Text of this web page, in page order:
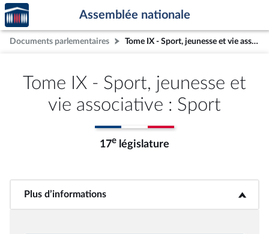
Aller au contenu
Aller en bas de la page
Accèder
à la
page
d'accueil
Assemblée nationale
Documents parlementaires Tome IX - Sport, jeunesse et vie associative : Sport
Tome IX - Sport, jeunesse et
vie associative : Sport
17e législature
Plus d’informations<b>Plus d’informations</b>